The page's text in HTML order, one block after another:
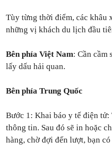
Tùy từng thời điểm, các khâu
những vị khách du lịch đầu
Bên phía Việt Nam: Cần cầm
lấy dấu hải quan.
Bên phía Trung Quốc
Bước 1: Khai báo y tế điện
thông tin. Sau đó sẽ in hoặc
hàng, chờ đợi đến lượt, bạn